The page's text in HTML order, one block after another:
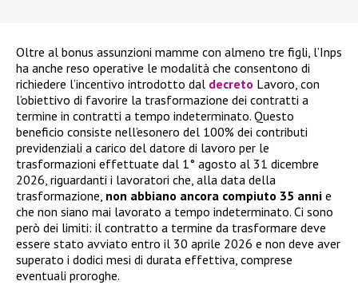
Oltre al bonus assunzioni mamme con almeno tre figli, l’Inps
ha anche reso operative le modalità che consentono di
richiedere l’incentivo introdotto dal decreto Lavoro, con
l’obiettivo di favorire la trasformazione dei contratti a
termine in contratti a tempo indeterminato. Questo
beneficio consiste nell’esonero del 100% dei contributi
previdenziali a carico del datore di lavoro per le
trasformazioni effettuate dal 1° agosto al 31 dicembre
2026, riguardanti i lavoratori che, alla data della
trasformazione, non abbiano ancora compiuto 35 anni e
che non siano mai lavorato a tempo indeterminato. Ci sono
però dei limiti: il contratto a termine da trasformare deve
essere stato avviato entro il 30 aprile 2026 e non deve aver
superato i dodici mesi di durata effettiva, comprese
eventuali proroghe.